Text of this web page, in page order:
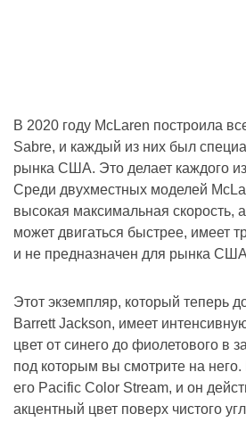
В 2020 году McLaren построила
Sabre, и каждый из них был
рынка США. Это делает каждого
Среди двухместных моделей
высокая максимальная скорость,
может двигаться быстрее, имеет
и не предназначен для рынка
Этот экземпляр, который теперь
Barrett Jackson, имеет
цвет от синего до фиолетового в
под которым вы смотрите на
его Pacific Color Stream, и он
акцентный цвет поверх чистого